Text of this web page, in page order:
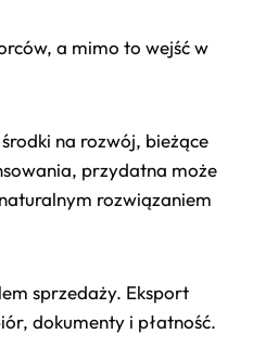
a mimo to wejść w
na rozwój, bieżące
przydatna może
rozwiązaniem
sprzedaży. Eksport
dokumenty i płatność.